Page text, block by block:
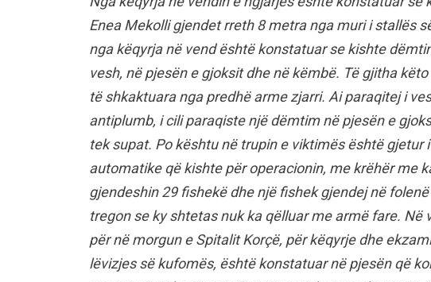
Enea Mekolli gjendet rreth 8 metra nga muri i stallës
nga këqyrja në vend është konstatuar se kishte
vesh, në pjesën e gjoksit dhe në këmbë. Të gjitha
të shkaktuara nga predhë arme zjarri. Ai paraqitej i
antiplumb, i cili paraqiste një dëmtim në pjesën e
tek supat. Po kështu në trupin e viktimës është gjetur
automatike që kishte për operacionin, me krëhër me
gjendeshin 29 fishekë dhe një fishek gjendej në
tregon se ky shtetas nuk ka qëlluar me armë fare.
për në morgun e Spitalit Korçë, për këqyrje dhe
lëvizjes së kufomës, është konstatuar në pjesën që